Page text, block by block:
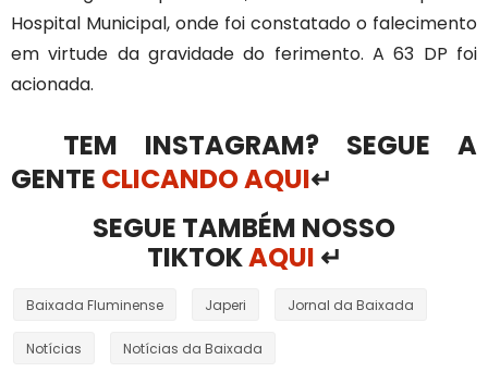
Hospital Municipal, onde foi constatado o falecimento
em virtude da gravidade do ferimento. A 63 DP foi
acionada.
TEM INSTAGRAM? SEGUE A
GENTE CLICANDO AQUI↵
SEGUE TAMBÉM NOSSO
TIKTOKAQUI ↵
Baixada Fluminense Japeri Jornal da Baixada
Notícias Notícias da Baixada